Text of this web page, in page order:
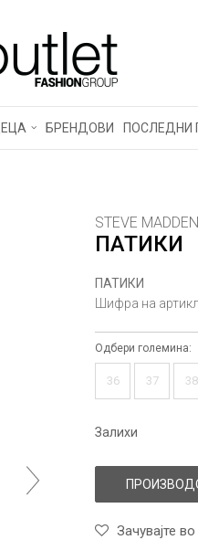
БРЕНДОВИ ПОСЛЕДНИ
STEVE MADDEN
ПАТИКИ
ПАТИКИ
Шифра на
Одбери големина:
36 37 38
Залихи
Зачувајте